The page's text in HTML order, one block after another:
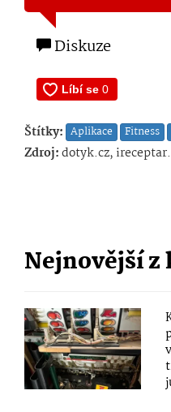
Diskuze
Štítky: Aplikace Fitness
Zdroj:dotyk.cz,
Nejnovější z